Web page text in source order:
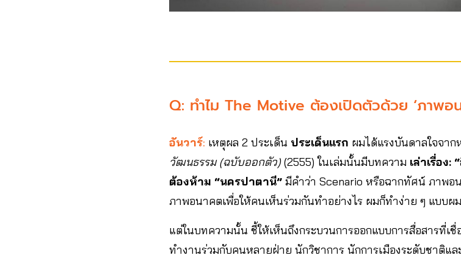
Q: ทำไม The Motive ต้องเปิดตัวด้วย ‘ภาพอ
อันวาร์: เหตุผล 2 ประเด็น ประเด็นแรก ผมได้แรงบันดาลใจจาก
วัฒนธรรม (ฉบับออกตัว)(2555) ในเล่มนั้นมีบทความ เล่าเรื่อง:
ต้องห้าม “นครปาตานี” มีคำว่า Scenario หรือฉากทัศน์ ภาพอ
ภาพอนาคตเพื่อให้คนเห็นร่วมกันทำอย่างไร ผมก็ทำง่าย ๆ แบบผม
แต่ในบทความนั้น ชี้ให้เห็นถึงกระบวนการออกแบบการสื่อสารที่เ
ทำงานร่วมกับคนหลายฝ่าย นักวิชาการ นักการเมืองระดับชาติแ